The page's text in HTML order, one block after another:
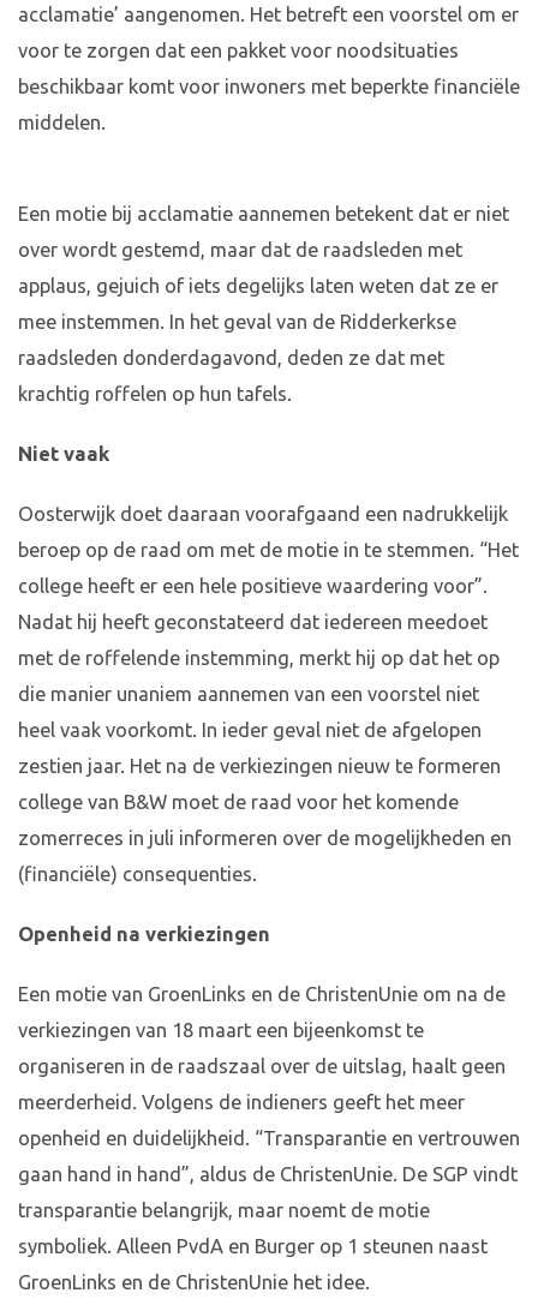
acclamatie’ aangenomen. Het betreft een voorstel om er
voor te zorgen dat een pakket voor noodsituaties
beschikbaar komt voor inwoners met beperkte financiële
middelen.
Een motie bij acclamatie aannemen betekent dat er niet
over wordt gestemd, maar dat de raadsleden met
applaus, gejuich of iets degelijks laten weten dat ze er
mee instemmen. In het geval van de Ridderkerkse
raadsleden donderdagavond, deden ze dat met
krachtig roffelen op hun tafels.
Niet vaak
Oosterwijk doet daaraan voorafgaand een nadrukkelijk
beroep op de raad om met de motie in te stemmen. “Het
college heeft er een hele positieve waardering voor”.
Nadat hij heeft geconstateerd dat iedereen meedoet
met de roffelende instemming, merkt hij op dat het op
die manier unaniem aannemen van een voorstel niet
heel vaak voorkomt. In ieder geval niet de afgelopen
zestien jaar. Het na de verkiezingen nieuw te formeren
college van B&W moet de raad voor het komende
zomerreces in juli informeren over de mogelijkheden en
(financiële) consequenties.
Openheid na verkiezingen
Een motie van GroenLinks en de ChristenUnie om na de
verkiezingen van 18 maart een bijeenkomst te
organiseren in de raadszaal over de uitslag, haalt geen
meerderheid. Volgens de indieners geeft het meer
openheid en duidelijkheid. “Transparantie en vertrouwen
gaan hand in hand”, aldus de ChristenUnie. De SGP vindt
transparantie belangrijk, maar noemt de motie
symboliek. Alleen PvdA en Burger op 1 steunen naast
GroenLinks en de ChristenUnie het idee.